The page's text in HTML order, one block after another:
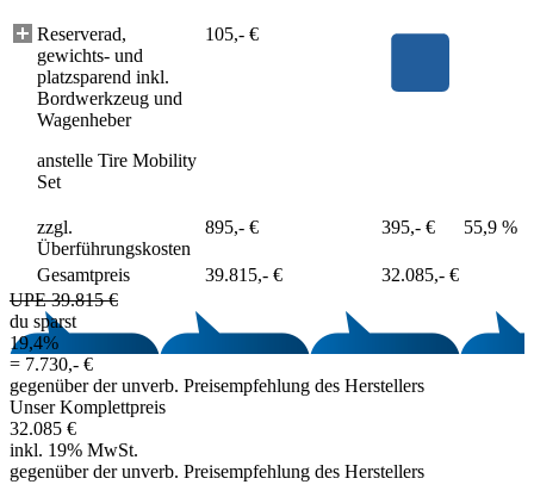
Reserverad,
gewichts- und
platzsparend inkl.
Bordwerkzeug und
Wagenheber
anstelle Tire Mobility
Set
105,- €
zzgl.
Überführungskosten
895,- € 395,- € 55,9 %
Gesamtpreis 39.815,- €
32.085,- €
UPE 39.815 €
du sparst
19,4%
= 7.730,- €
gegenüber der unverb. Preisempfehlung des Herstellers
Unser Komplettpreis
32.085 €
inkl. 19% MwSt.
gegenüber der unverb. Preisempfehlung des Herstellers